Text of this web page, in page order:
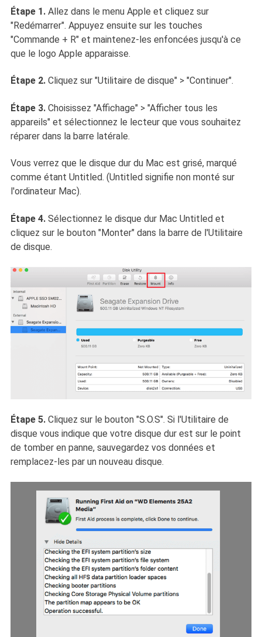
Étape 1.Allez dans le menu Apple et cliquez sur
"Redémarrer". Appuyez ensuite sur les touches
"Commande + R" et maintenez-les enfoncées jusqu'à ce
que le logo Apple apparaisse.
Étape 2. Cliquez sur "Utilitaire de disque" > "Continuer".
Étape 3.Choisissez "Affichage" > "Afficher tous les
appareils" et sélectionnez le lecteur que vous souhaitez
réparer dans la barre latérale.
Vous verrez que le disque dur du Mac est grisé, marqué
comme étant Untitled. (Untitled signifie non monté sur
l'ordinateur Mac).
Étape 4.Sélectionnez le disque dur Mac Untitled et
cliquez sur le bouton "Monter" dans la barre de l'Utilitaire
de disque.
Étape 5.Cliquez sur le bouton "S.O.S". Si l'Utilitaire de
disque vous indique que votre disque dur est sur le point
de tomber en panne, sauvegardez vos données et
remplacez-les par un nouveau disque.